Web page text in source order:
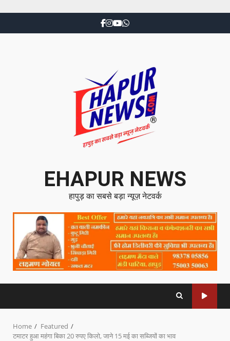
EHAPUR NEWS
हापुड़ का सबसे बड़ा न्यूज़ नेटवर्क
Home
Featured
टमाटर हुआ महंगा बिका 20 रुपए किलो, जाने 15 मई का सब्जियों का भाव